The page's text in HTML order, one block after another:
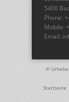
5400
Phone:
Mobile:
Email:
©
Startseite